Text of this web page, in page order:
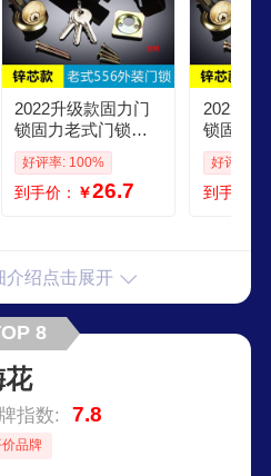
2022升级款固力门
锁固力老式门锁家
用通用型锁具室外
防 锌锁芯整套556
双舌
好评率: 100%
到手价： ￥26.7
2022升
锁固力
用通用
防盗铜
芯整套
好评率:
到手价：
介绍点击展开
8
花
指数: 7.8
品牌